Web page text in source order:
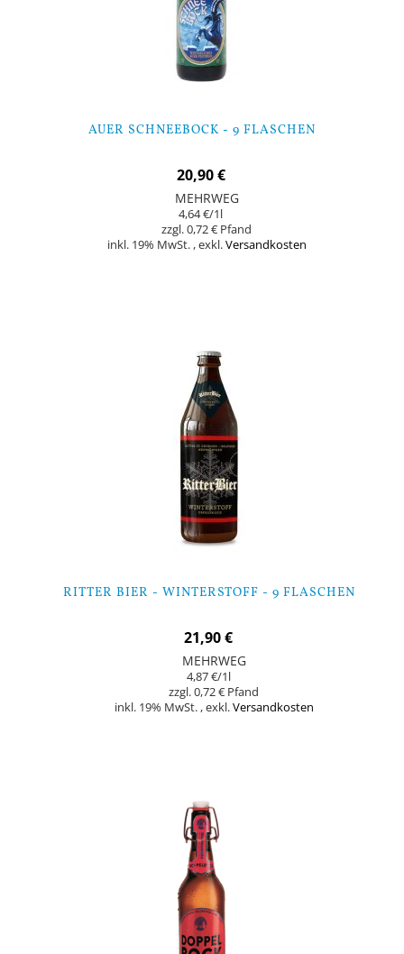
AUER SCHNEEBOCK - 9 FLASCHEN
20,90 €
MEHRWEG
4,64 €/1l
0,72 €
inkl. 19% MwSt. ,exkl.Versandkosten
RITTER BIER - WINTERSTOFF - 9 FLASCHEN
21,90 €
MEHRWEG
4,87 €/1l
0,72 €
inkl. 19% MwSt. ,exkl.Versandkosten